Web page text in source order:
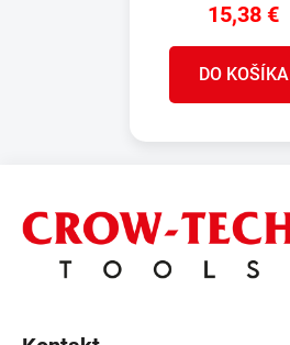
15,38 €
DO KOŠÍKA